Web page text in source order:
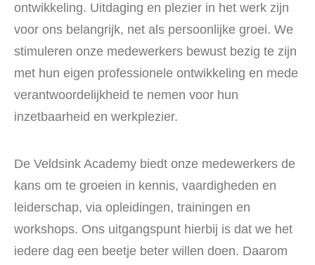
ontwikkeling. Uitdaging en plezier in het werk zijn
voor ons belangrijk, net als persoonlijke groei. We
stimuleren onze medewerkers bewust bezig te zijn
met hun eigen professionele ontwikkeling en mede
verantwoordelijkheid te nemen voor hun
inzetbaarheid en werkplezier.
De Veldsink Academy biedt onze medewerkers de
kans om te groeien in kennis, vaardigheden en
leiderschap, via opleidingen, trainingen en
workshops. Ons uitgangspunt hierbij is dat we het
iedere dag een beetje beter willen doen. Daarom